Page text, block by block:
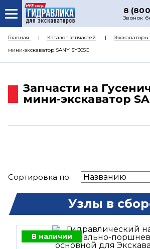
8
Звонок
О НАС
КАТАЛОГ ЗАПЧАСТЕЙ
ДОСТАВКА
Главная Каталог запчастей Экскаваторы
мини-экскаватор SANY SY305C
Запчасти на
мини-экскаватор
Сортировка по:
Узлы в
В наличии